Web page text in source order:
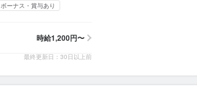
ボーナス・賞与あり
時給1,200円〜
最終更新日：30日以上前